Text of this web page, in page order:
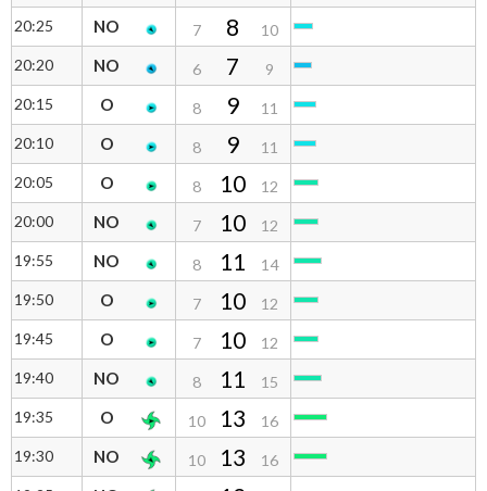
20:25
NO 7 8
10
20:20
NO 6 7
9
20:15
O 8 9
11
20:10
O 8 9
11
20:05
O 8 10
12
20:00
NO 7 10
12
19:55
NO 8 11
14
19:50
O 7 10
12
19:45
O 7 10
12
19:40
NO 8 11
15
19:35
O 10 13
16
19:30
NO 10 13
16